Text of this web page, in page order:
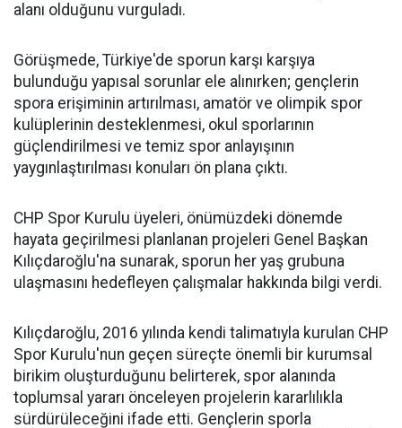
alanı olduğunu vurguladı.
Görüşmede, Türkiye'de sporun karşı karşıya
bulunduğu yapısal sorunlar ele alınırken; gençlerin
spora erişiminin artırılması, amatör ve olimpik spor
kulüplerinin desteklenmesi, okul sporlarının
güçlendirilmesi ve temiz spor anlayışının
yaygınlaştırılması konuları ön plana çıktı.
CHP Spor Kurulu üyeleri, önümüzdeki dönemde
hayata geçirilmesi planlanan projeleri Genel Başkan
Kılıçdaroğlu'na sunarak, sporun her yaş grubuna
ulaşmasını hedefleyen çalışmalar hakkında bilgi verdi.
Kılıçdaroğlu, 2016 yılında kendi talimatıyla kurulan CHP
Spor Kurulu'nun geçen süreçte önemli bir kurumsal
birikim oluşturduğunu belirterek, spor alanında
toplumsal yararı önceleyen projelerin kararlılıkla
sürdürüleceğini ifade etti. Gençlerin sporla